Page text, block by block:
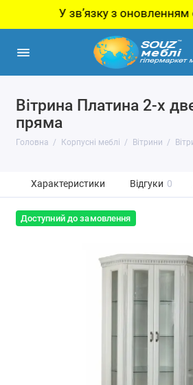
У звʼязку з оновленням
Вітрина Платина 2-х
пряма
Головна Корпусні меблі Вітрини
Характеристики Відгуки 0
Доступний до замовлення